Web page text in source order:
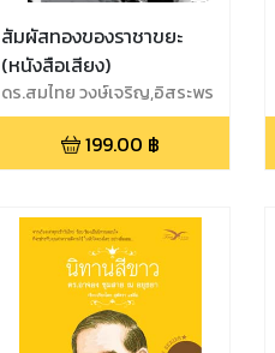
สัมผัสทองของราชาขยะ
(หนังสือเสียง)
ดร.สมไทย วงษ์เจริญ,อิสระพร
บวรเกิด
199.00 ฿